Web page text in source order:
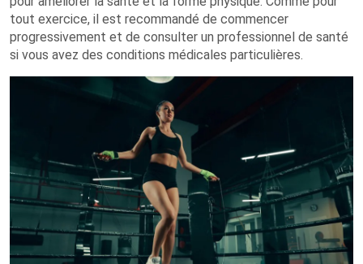
tout exercice, il est recommandé de commencer
progressivement et de consulter un professionnel de santé
si vous avez des conditions médicales particulières.